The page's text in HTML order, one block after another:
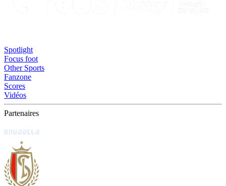
Spotlight
Focus foot
Other Sports
Fanzone
Scores
Vidéos
Partenaires